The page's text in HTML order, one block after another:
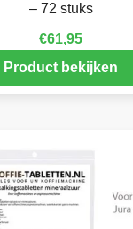
– 72 stuks
€61,95
Product bekijken